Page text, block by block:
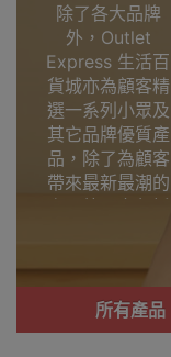
除了各大品牌
外，Outlet
Express 生活百
貨城亦為顧客精
選一系列小眾及
其它品牌優質產
品，除了為顧客
帶來最新最潮的
產品外，亦包括
功能齊備的產
品。
我們每月會固定
所有產品